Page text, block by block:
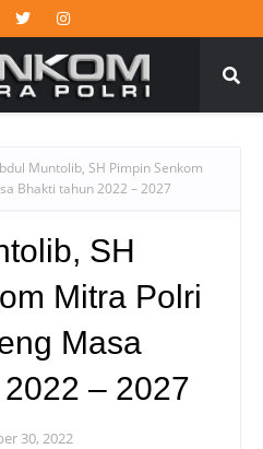
Muntolib, SH Pimpin Senkom
Bhakti tahun 2022 – 2027
SH
Mitra Polri
Masa
– 2027
30, 2022